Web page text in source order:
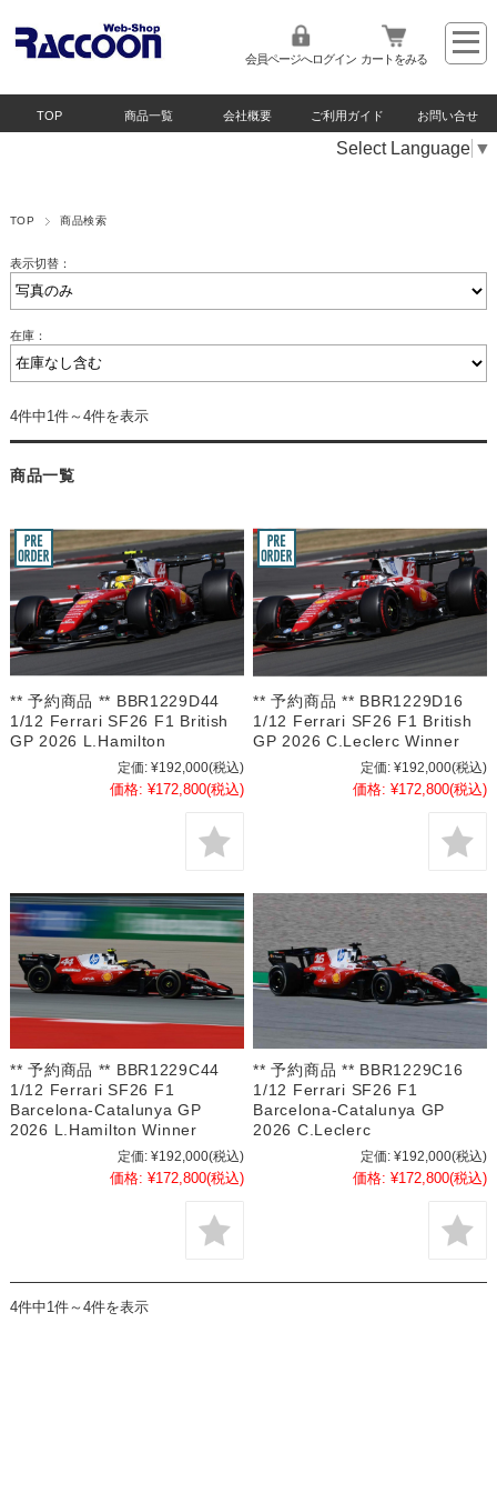
会員ページへログイン カートをみる
TOP 商品一覧 会社概要 ご利用ガイド お問い合せ
Select Language ▼
TOP 商品検索
表示切替：
在庫：
4件中1件～4件を表示
商品一覧
** 予約商品 ** BBR1229D44
1/12 Ferrari SF26 F1 British
GP 2026 L.Hamilton
定価: ¥192,000(税込)
価格: ¥172,800(税込)
** 予約商品 ** BBR1229D16
1/12 Ferrari SF26 F1 British
GP 2026 C.Leclerc Winner
定価: ¥192,000(税込)
価格: ¥172,800(税込)
** 予約商品 ** BBR1229C44
1/12 Ferrari SF26 F1
Barcelona-Catalunya GP
2026 L.Hamilton Winner
定価: ¥192,000(税込)
価格: ¥172,800(税込)
** 予約商品 ** BBR1229C16
1/12 Ferrari SF26 F1
Barcelona-Catalunya GP
2026 C.Leclerc
定価: ¥192,000(税込)
価格: ¥172,800(税込)
4件中1件～4件を表示